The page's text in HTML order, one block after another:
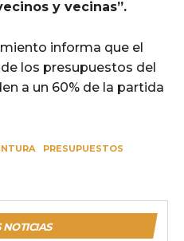
y vecinas”.
informa que el
los presupuestos del
a un 60% de la partida
PRESUPUESTOS
NOTICIAS